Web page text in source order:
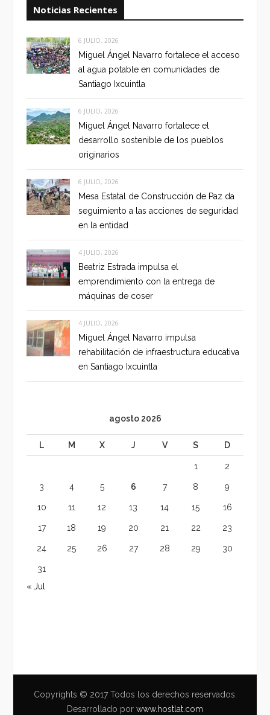
Noticias Recientes
6 JULIO, 2026
Miguel Ángel Navarro fortalece el acceso
al agua potable en comunidades de
Santiago Ixcuintla
6 JULIO, 2026
Miguel Ángel Navarro fortalece el
desarrollo sostenible de los pueblos
originarios
6 JULIO, 2026
Mesa Estatal de Construcción de Paz da
seguimiento a las acciones de seguridad
en la entidad
4 JULIO, 2026
Beatriz Estrada impulsa el
emprendimiento con la entrega de
máquinas de coser
4 JULIO, 2026
Miguel Ángel Navarro impulsa
rehabilitación de infraestructura educativa
en Santiago Ixcuintla
agosto 2026
L M X J V S D
1 2
3 4 5 6 7 8 9
10 11 12 13 14 15 16
17 18 19 20 21 22 23
24 25 26 27 28 29 30
31
« Jul
Copyrights © 2017 Todos los derechos reservados.
Desarrollado por www.hostlat.com